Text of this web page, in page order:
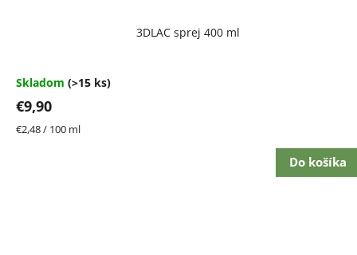
3DLAC sprej 400 ml
4,7
5
hviezdičiek.
Skladom (>15 ks)
€9,90
Jednotková
€2,48 / 100 ml
Do košíka